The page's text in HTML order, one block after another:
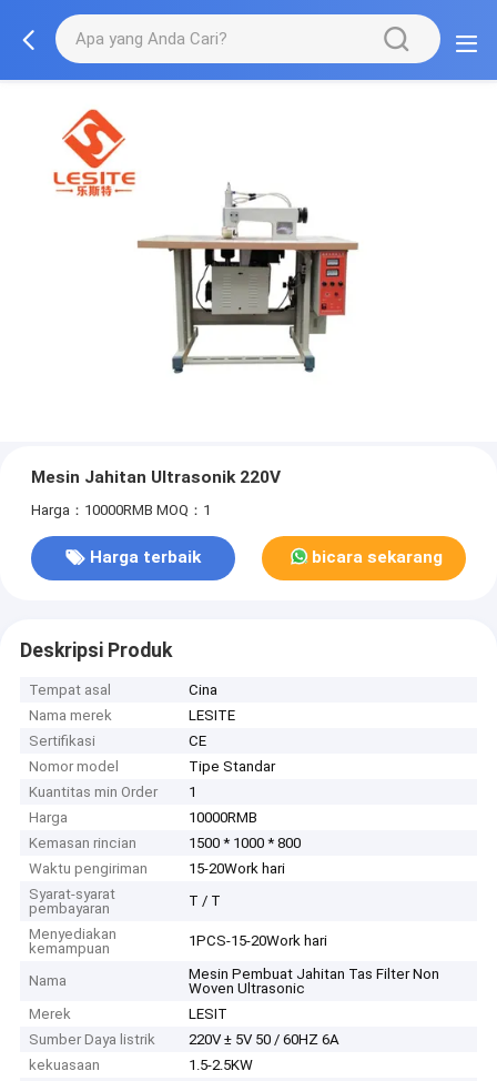
Mesin Jahitan Ultrasonik 220V
Harga：10000RMB MOQ：1
Harga terbaik bicara sekarang
Deskripsi Produk
Tempat asal
Cina
Nama merek
LESITE
Sertifikasi
CE
Nomor model
Tipe Standar
Kuantitas min Order
1
Harga
10000RMB
Kemasan rincian
1500 * 1000 * 800
Waktu pengiriman
15-20Work hari
Syarat-syarat
pembayaran
T / T
Menyediakan
kemampuan
1PCS-15-20Work hari
Nama
Mesin Pembuat Jahitan Tas Filter Non
Woven Ultrasonic
Merek
LESIT
Sumber Daya listrik
220V ± 5V 50 / 60HZ 6A
kekuasaan
1.5-2.5KW